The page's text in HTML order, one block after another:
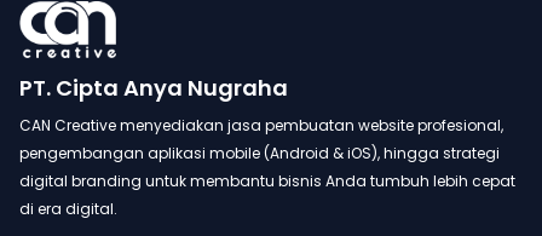
PT. Cipta Anya Nugraha
CAN Creative menyediakan jasa pembuatan website profesional,
pengembangan aplikasi mobile (Android & iOS), hingga strategi
digital branding untuk membantu bisnis Anda tumbuh lebih cepat
di era digital.